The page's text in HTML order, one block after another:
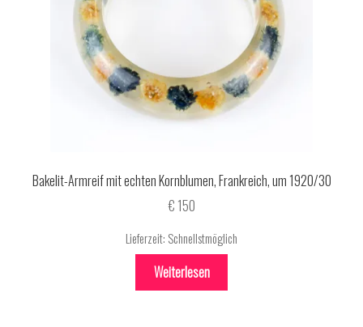
Bakelit-Armreif mit echten Kornblumen, Frankreich, um 1920/30
€ 150
Lieferzeit: Schnellstmöglich
Weiterlesen